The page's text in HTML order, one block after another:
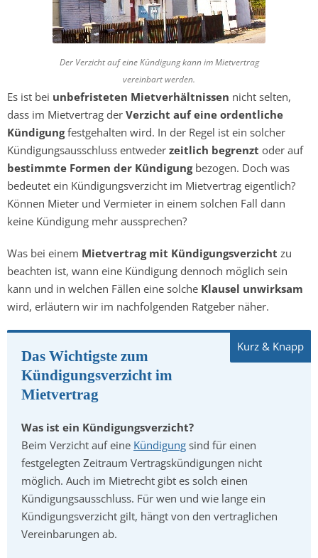
Der Verzicht auf eine Kündigung kann im Mietvertrag
vereinbart werden.
Es ist bei unbefristeten Mietverhältnissen nicht selten,
dass im Mietvertrag der Verzicht auf eine ordentliche
Kündigungfestgehalten wird. In der Regel ist ein solcher
Kündigungsausschluss entweder zeitlich begrenzt oder auf
bestimmte Formen der Kündigungbezogen. Doch was
bedeutet ein Kündigungsverzicht im Mietvertrag eigentlich?
Können Mieter und Vermieter in einem solchen Fall dann
keine Kündigung mehr aussprechen?
Was bei einem Mietvertrag mit Kündigungsverzicht zu
beachten ist, wann eine Kündigung dennoch möglich sein
kann und in welchen Fällen eine solche Klausel unwirksam
wird, erläutern wir im nachfolgenden Ratgeber näher.
Das Wichtigste zum
Kündigungsverzicht im
Mietvertrag
Was ist ein Kündigungsverzicht?
Beim Verzicht auf eine Kündigung sind für einen
festgelegten Zeitraum Vertragskündigungen nicht
möglich. Auch im Mietrecht gibt es solch einen
Kündigungsausschluss. Für wen und wie lange ein
Kündigungsverzicht gilt, hängt von den vertraglichen
Vereinbarungen ab.